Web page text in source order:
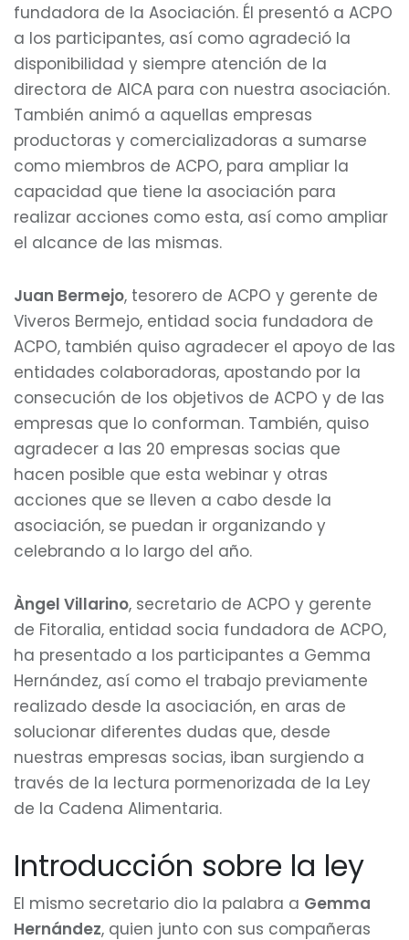
fundadora de la Asociación. Él presentó a ACPO
a los participantes, así como agradeció la
disponibilidad y siempre atención de la
directora de AICA para con nuestra asociación.
También animó a aquellas empresas
productoras y comercializadoras a sumarse
como miembros de ACPO, para ampliar la
capacidad que tiene la asociación para
realizar acciones como esta, así como ampliar
el alcance de las mismas.
Juan Bermejo, tesorero de ACPO y gerente de
Viveros Bermejo, entidad socia fundadora de
ACPO, también quiso agradecer el apoyo de las
entidades colaboradoras, apostando por la
consecución de los objetivos de ACPO y de las
empresas que lo conforman. También, quiso
agradecer a las 20 empresas socias que
hacen posible que esta webinar y otras
acciones que se lleven a cabo desde la
asociación, se puedan ir organizando y
celebrando a lo largo del año.
Àngel Villarino, secretario de ACPO y gerente
de Fitoralia, entidad socia fundadora de ACPO,
ha presentado a los participantes a Gemma
Hernández, así como el trabajo previamente
realizado desde la asociación, en aras de
solucionar diferentes dudas que, desde
nuestras empresas socias, iban surgiendo a
través de la lectura pormenorizada de la Ley
de la Cadena Alimentaria.
Introducción sobre la ley
El mismo secretario dio la palabra a Gemma
Hernández, quien junto con sus compañeras